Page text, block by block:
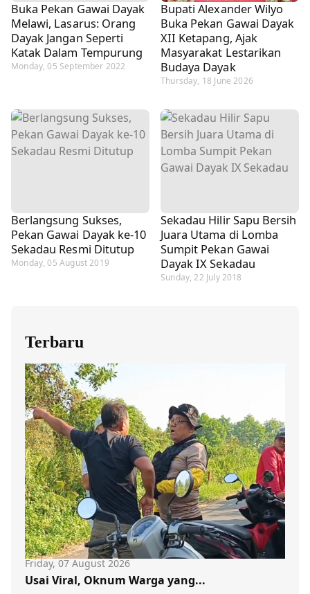
Buka Pekan Gawai Dayak
Melawi, Lasarus: Orang
Dayak Jangan Seperti
Katak Dalam Tempurung
Monday, 05 September 2022
Bupati Alexander Wilyo
Buka Pekan Gawai Dayak
XII Ketapang, Ajak
Masyarakat Lestarikan
Budaya Dayak
Thursday, 18 June 2026
Berlangsung Sukses,
Pekan Gawai Dayak ke-10
Sekadau Resmi Ditutup
Monday, 05 August 2019
Sekadau Hilir Sapu Bersih
Juara Utama di Lomba
Sumpit Pekan Gawai
Dayak IX Sekadau
Sunday, 22 July 2018
Terbaru
Friday, 07 August 2026
Usai Viral, Oknum Warga yang...